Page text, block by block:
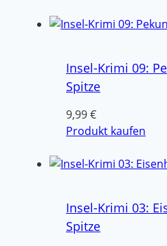
Insel-Krimi 09:
Spitze
9,99€
Produkt kaufen
Insel-Krimi 03:
Spitze